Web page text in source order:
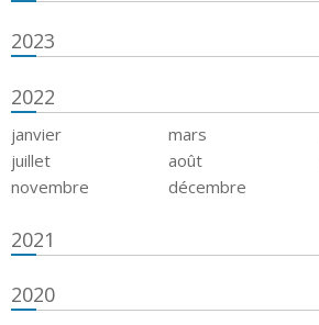
2023
2022
janvier mars
juillet
août
novembre
décembre
2021
2020